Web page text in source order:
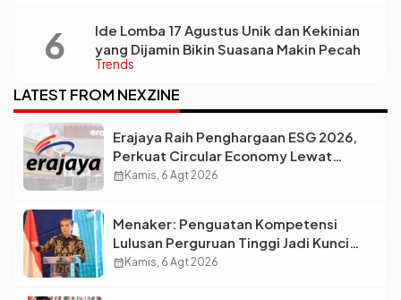
Trends
Ide Lomba 17 Agustus Unik dan Kekinian
yang Dijamin Bikin Suasana Makin Pecah
LATEST FROM NEXZINE
Erajaya Raih Penghargaan ESG 2026,
Perkuat Circular Economy Lewat
Pengelolaan Limbah Berkelanjutan
calendar_month Kamis, 6 Agt 2026
Menaker: Penguatan Kompetensi
Lulusan Perguruan Tinggi Jadi Kunci
Menjawab Kebutuhan Dunia Kerja
calendar_month Kamis, 6 Agt 2026